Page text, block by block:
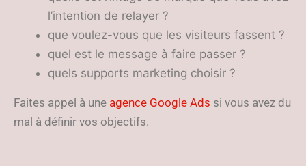
l’intention de relayer ?
que voulez-vous que les visiteurs fassent ?
quel est le message à faire passer ?
quels supports marketing choisir ?
Faites appel à une agence Google Ads si vous avez du
mal à définir vos objectifs.